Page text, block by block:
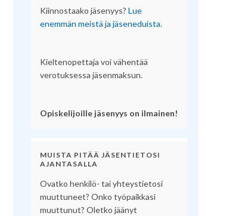
Kiinnostaako jäsenyys? Lue
enemmän meistä ja jäseneduista.
Kieltenopettaja voi vähentää
verotuksessa jäsenmaksun.
Opiskelijoille jäsenyys on ilmainen!
MUISTA PITÄÄ JÄSENTIETOSI
AJANTASALLA
Ovatko henkilö- tai yhteystietosi
muuttuneet? Onko työpaikkasi
muuttunut? Oletko jäänyt